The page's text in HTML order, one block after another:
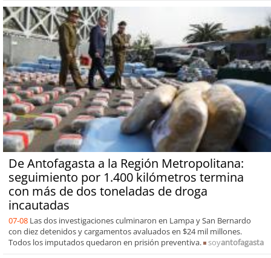
De Antofagasta a la Región Metropolitana:
seguimiento por 1.400 kilómetros termina
con más de dos toneladas de droga
incautadas
07-08 Las dos investigaciones culminaron en Lampa y San Bernardo
con diez detenidos y cargamentos avaluados en $24 mil millones.
Todos los imputados quedaron en prisión preventiva.
soyantofagasta